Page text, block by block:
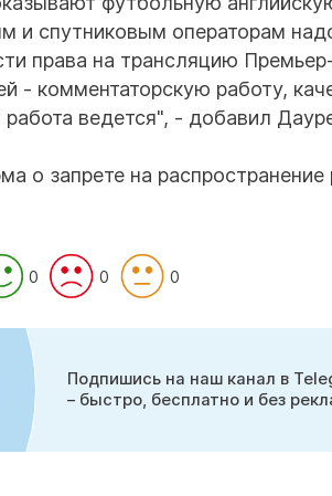
и спутниковым операторам
права на трансляцию
- комментаторскую работу,
ведется", - добавил
о запрете на
0 0 0
Подпишись на наш канал в
– быстро, бесплатно и без